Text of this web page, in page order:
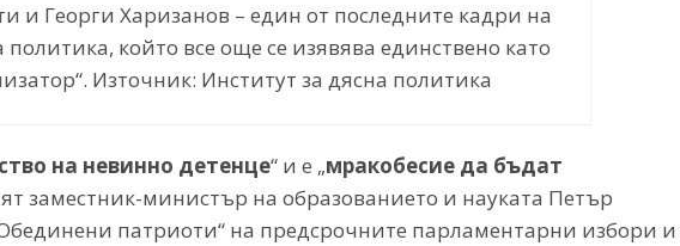
и Георги Харизанов – един от последните кадри на
политика, който все още се изявява единствено като
Източник: Институт за дясна политика
на невинно детенце“ и е „мракобесие да бъдат
заместник-министър на образованието и науката Петър
патриоти“ на предсрочните парламентарни избори и